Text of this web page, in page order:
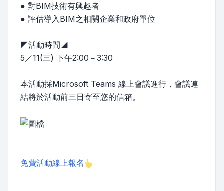
● 對BIM技術有興趣者
● 評估導入BIM之相關企業和政府單位
◤活動時間◢
5／11(三) 下午2:00－3:30
本活動採Microsoft Teams 線上會議進行，會議連
結將於活動前三日寄至您的信箱。
免費活動線上報名